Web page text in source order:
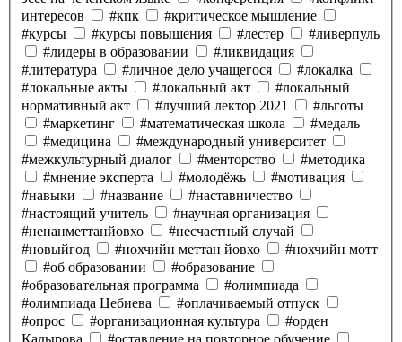
интересов
#кпк
#критическое мышление
#курсы
#курсы повышения #лестер
#ливерпуль
#лидеры в образовании
#ликвидация
#литература
#личное дело учащегося
#локалка
#локальные акты
#локальный акт
#локальный
нормативный акт
#лучший лектор 2021
#льготы
#маркетинг
#математическая школа
#медаль
#медицина
#международный университет
#межкультурный диалог
#менторство
#методика
#мнение эксперта
#молодёжь
#мотивация
#навыки
#название
#наставничество
#настоящий учитель
#научная организация
#ненанметтанйовхо
#несчастный случай
#новыйгод
#нохчийн меттан йовхо
#нохчийн мотт
#об образовании
#образование
#образовательная программа
#олимпиада
#олимпиада Цебиева
#оплачиваемый отпуск
#опрос
#организационная культура
#орден
Кадырова
#оставление на повторное обучение